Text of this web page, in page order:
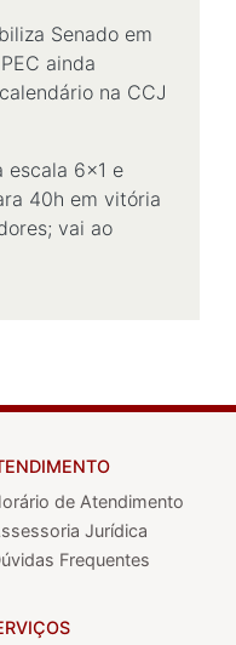
Senado em
ainda
na CCJ
escala 6x1 e
40h em vitória
vai ao
de Atendimento
Jurídica
Frequentes